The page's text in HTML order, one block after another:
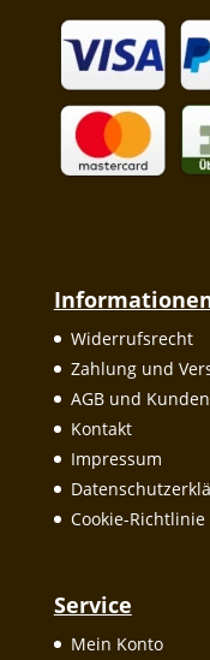
Widerrufsrecht
Zahlung und
AGB und
Kontakt
Impressum
Cookie-Richtlinie
Service
Mein Konto